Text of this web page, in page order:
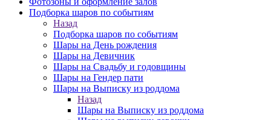
Подборка шаров по событиям
Назад
Подборка шаров по событиям
Шары на День рождения
Шары на Девичник
Шары на Свадьбу и годовщины
Шары на Гендер пати
Шары на Выписку из роддома
Назад
Шары на Выписку из роддома